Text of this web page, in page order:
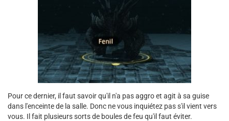
Pour ce dernier, il faut savoir qu'il n'a pas aggro et agit à sa guise
dans l'enceinte de la salle. Donc ne vous inquiétez pas s'il vient vers
vous. Il fait plusieurs sorts de boules de feu qu'il faut éviter.